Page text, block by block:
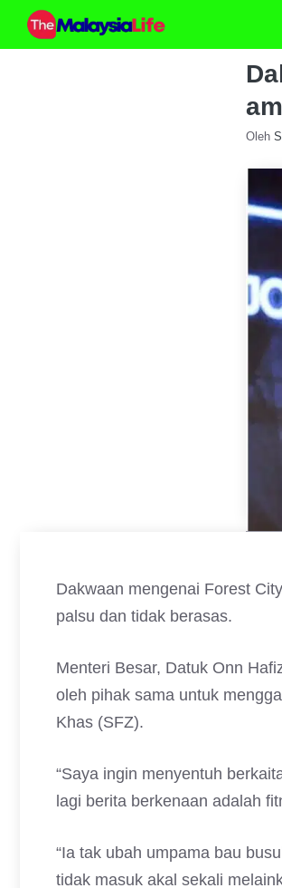
Skip
Oleh
Dakwaan mengenai Forest
palsu dan tidak berasas.
Menteri Besar, Datuk Onn
oleh pihak sama untuk
Khas (SFZ).
“Saya ingin menyentuh
lagi berita berkenaan adalah
“Ia tak ubah umpama bau
tidak masuk akal sekali